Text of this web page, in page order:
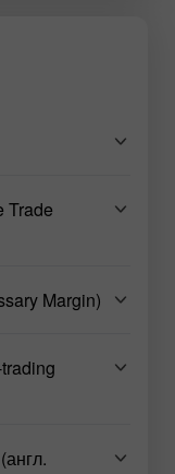
Trade
Margin)